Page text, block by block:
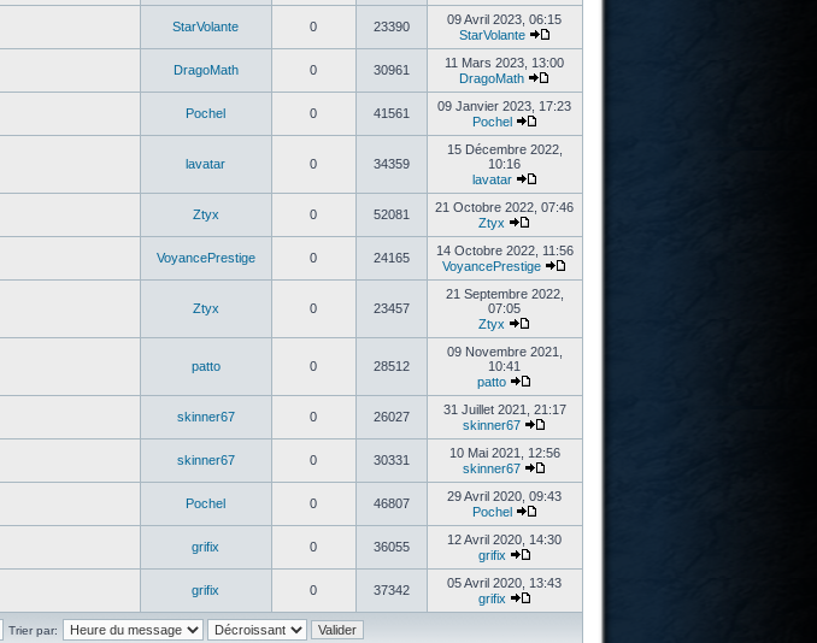
StarVolante 0 23390
09 Avril 2023, 06:15
StarVolante
DragoMath 0 30961
11 Mars 2023, 13:00
DragoMath
Pochel 0 41561
09 Janvier 2023, 17:23
Pochel
lavatar 0 34359
15 Décembre 2022,
10:16
lavatar
Ztyx 0 52081
21 Octobre 2022, 07:46
Ztyx
VoyancePrestige 0 24165
14 Octobre 2022, 11:56
VoyancePrestige
Ztyx 0 23457
21 Septembre 2022,
07:05
Ztyx
patto 0 28512
09 Novembre 2021,
10:41
patto
skinner67 0 26027
31 Juillet 2021, 21:17
skinner67
skinner67 0 30331
10 Mai 2021, 12:56
skinner67
Pochel 0 46807
29 Avril 2020, 09:43
Pochel
grifix 0 36055
12 Avril 2020, 14:30
grifix
grifix 0 37342
05 Avril 2020, 13:43
grifix
Trier par: